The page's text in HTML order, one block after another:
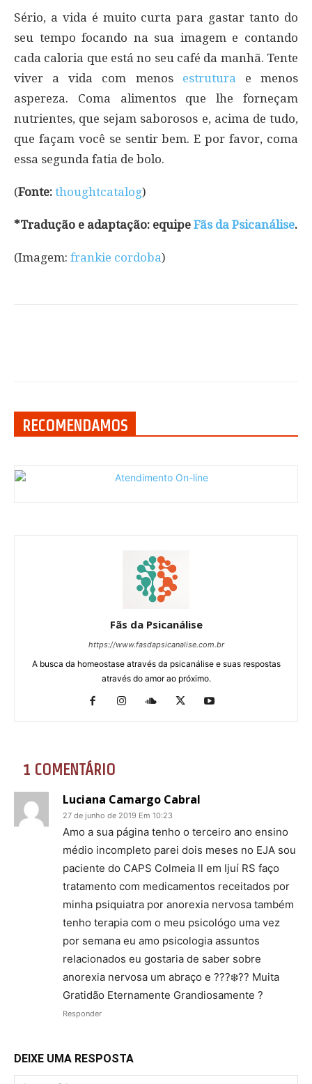
Sério, a vida é muito curta para gastar tanto do
seu tempo focando na sua imagem e contando
cada caloria que está no seu café da manhã. Tente
viver a vida com menos estrutura e menos
aspereza. Coma alimentos que lhe forneçam
nutrientes, que sejam saborosos e, acima de tudo,
que façam você se sentir bem. E por favor, coma
essa segunda fatia de bolo.
(Fonte: thoughtcatalog)
*Tradução e adaptação: equipe Fãs da Psicanálise.
(Imagem: frankie cordoba)
RECOMENDAMOS
Fãs da Psicanálise
https://www.fasdapsicanalise.com.br
A busca da homeostase através da psicanálise e suas respostas
através do amor ao próximo.
1 COMENTÁRIO
Luciana Camargo Cabral
27 de junho de 2019 Em 10:23
Amo a sua página tenho o terceiro ano ensino
médio incompleto parei dois meses no EJA sou
paciente do CAPS Colmeia ll em Ijuí RS faço
tratamento com medicamentos receitados por
minha psiquiatra por anorexia nervosa também
tenho terapia com o meu psicológo uma vez
por semana eu amo psicologia assuntos
relacionados eu gostaria de saber sobre
anorexia nervosa um abraço e ???❄️?? Muita
Gratidão Eternamente Grandiosamente ?
Responder
DEIXE UMA RESPOSTA